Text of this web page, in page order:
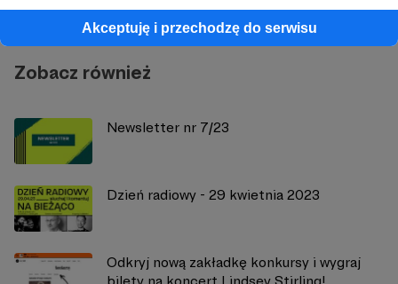
Akceptuję i przechodzę do serwisu
Zobacz również
Newsletter nr 7/23
Dzień radiowy - 29 kwietnia 2023
Odkryj nową zakładkę konkursy i wygraj